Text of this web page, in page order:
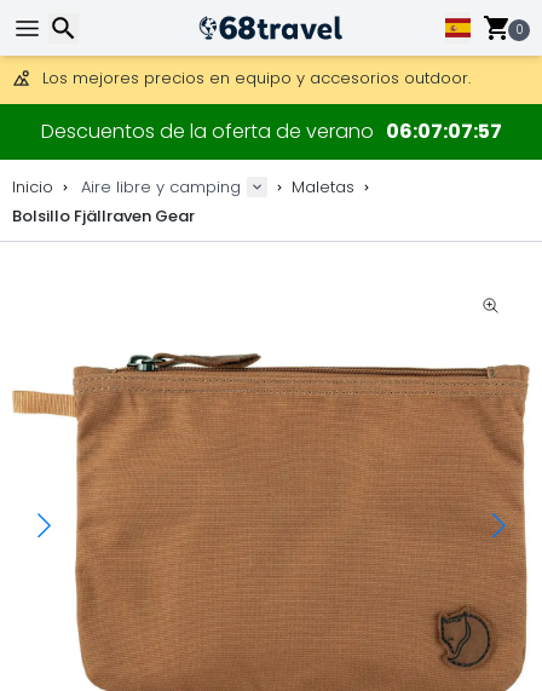
0
Envío DHL 1 día disponible.
30 días para devoluciones, 90 días para mapas de madera
Los mejores precios en equipo y accesorios outdoor.
Descuentos de la oferta de verano 06070756
Inicio Aire libre y camping
Maletas
Bolsillo Fjällraven Gear
Buscar